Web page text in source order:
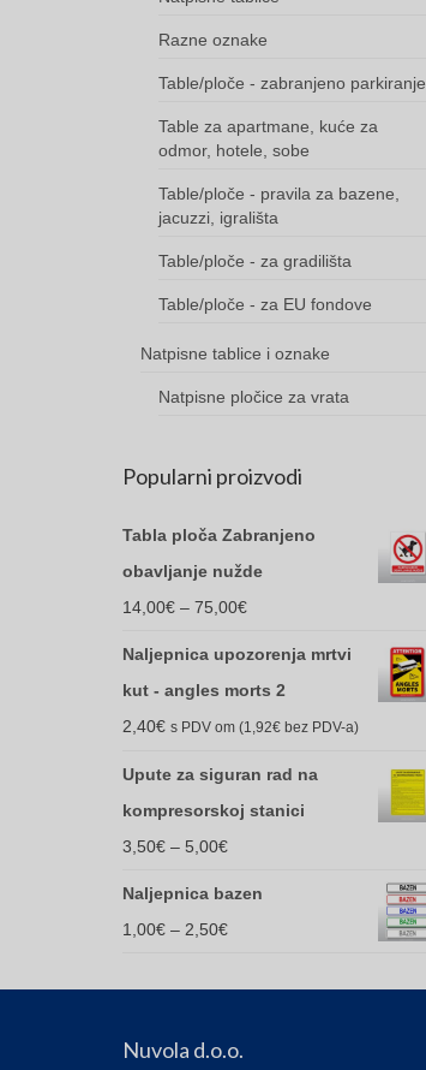
Razne oznake
Table/ploče - zabranjeno parkiranje
Table za apartmane, kuće za
odmor, hotele, sobe
Table/ploče - pravila za bazene,
jacuzzi, igrališta
Table/ploče - za gradilišta
Table/ploče - za EU fondove
Natpisne tablice i oznake
Natpisne pločice za vrata
Popularni proizvodi
Tabla ploča Zabranjeno
obavljanje nužde
14,00€ – 75,00€Price
Naljepnica upozorenja mrtvi
kut - angles morts 2
2,40€ s PDV om (1,92€ bez PDV-a)
Upute za siguran rad na
kompresorskoj stanici
3,50€ – 5,00€Price
5,00€
Naljepnica bazen
1,00€ – 2,50€Price
Nuvola d.o.o.